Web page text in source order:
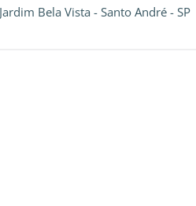
Bela Vista - Santo André - SP